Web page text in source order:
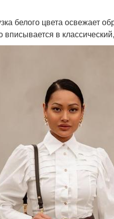
белого цвета освежает
в